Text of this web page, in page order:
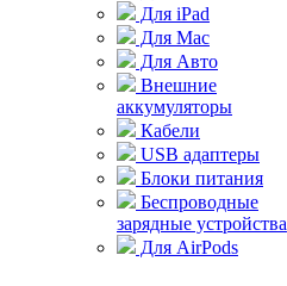
Для iPad
Для Mac
Для Авто
Внешние
аккумуляторы
Кабели
USB адаптеры
Блоки питания
Беспроводные
зарядные устройства
Для AirPods